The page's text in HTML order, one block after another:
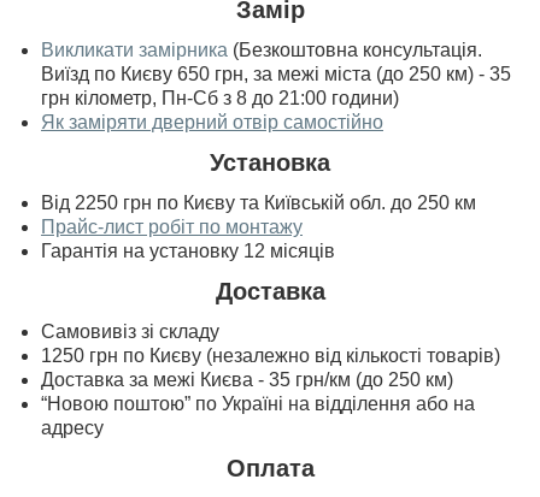
Замір
Викликати замірника (Безкоштовна консультація.
Виїзд по Києву 650 грн, за межі міста (до 250 км) - 35
грн кілометр, Пн-Сб з 8 до 21:00 години)
Як заміряти дверний отвір самостійно
Установка
Від 2250 грн по Києву та Київській обл. до 250 км
Прайс-лист робіт по монтажу
Гарантія на установку 12 місяців
Доставка
Самовивіз зі складу
1250 грн по Києву (незалежно від кількості товарів)
Доставка за межі Києва - 35 грн/км (до 250 км)
“Новою поштою” по Україні на відділення або на
адресу
Оплата